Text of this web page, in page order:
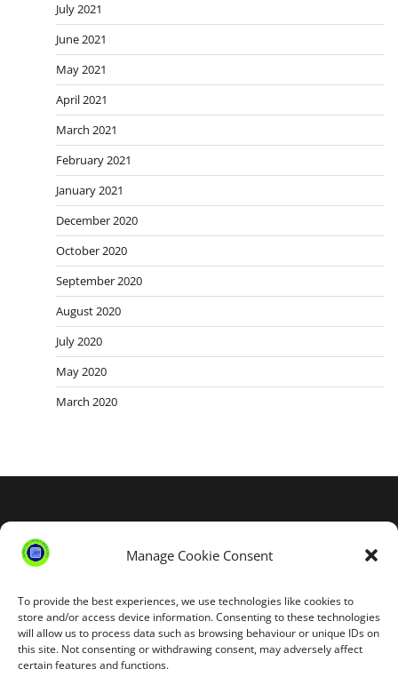
Manage Cookie Consent
To provide the best experiences, we use technologies like cookies to
store and/or access device information. Consenting to these technologies
will allow us to process data such as browsing behaviour or unique IDs on
this site. Not consenting or withdrawing consent, may adversely affect
certain features and functions.
July 2021
June 2021
May 2021
April 2021
March 2021
February 2021
January 2021
December 2020
October 2020
September 2020
August 2020
July 2020
May 2020
March 2020